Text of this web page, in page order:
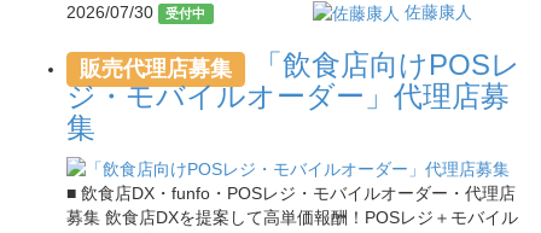
2026/07/30
受付中 佐藤康人
販売代理店募集
「飲食店向けPOSレ
ジ・モバイルオーダー」代理店募
集
■ 飲食店DX・funfo・POSレジ・モバイルオーダー・代理店
募集 飲食店DXを提案して高単価報酬！POSレジ＋モバイル